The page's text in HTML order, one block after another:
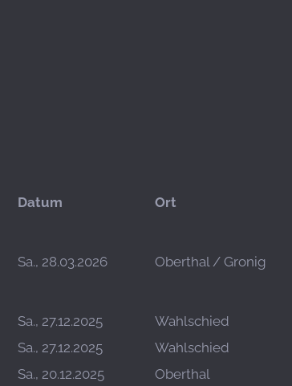
Datum Ort
Sa., 28.03.2026 Oberthal / Gronig
Sa., 27.12.2025 Wahlschied
Sa., 27.12.2025 Wahlschied
Sa., 20.12.2025 Oberthal